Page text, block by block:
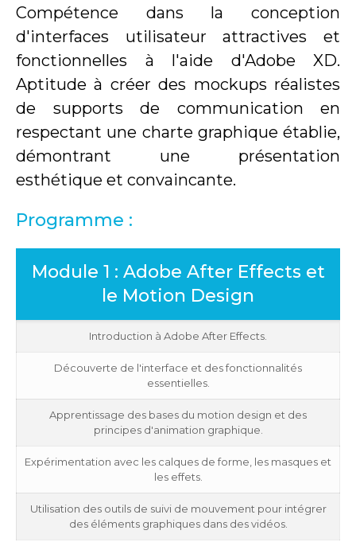
Compétence dans la conception
d'interfaces utilisateur attractives et
fonctionnelles à l'aide d'Adobe XD.
Aptitude à créer des mockups réalistes
de supports de communication en
respectant une charte graphique établie,
démontrant une présentation
esthétique et convaincante.
Programme :
Module 1 : Adobe After Effects et
le Motion Design
Introduction à Adobe After Effects.
Découverte de l'interface et des fonctionnalités
essentielles.
Apprentissage des bases du motion design et des
principes d'animation graphique.
Expérimentation avec les calques de forme, les masques et
les effets.
Utilisation des outils de suivi de mouvement pour intégrer
des éléments graphiques dans des vidéos.